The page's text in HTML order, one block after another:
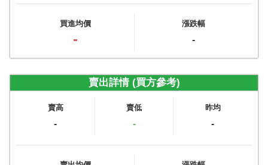
買進均價
-
漲跌幅
-
賣出詳情 (買方參考)
賣高
-
賣低
-
昨均
-